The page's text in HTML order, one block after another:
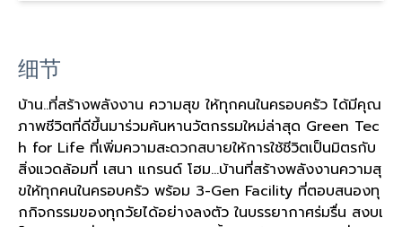
细节
บ้าน..ที่สร้างพลังงาน ความสุข ให้ทุกคนในครอบครัว ได้มีคุณ
ภาพชีวิตที่ดีขึ้นมาร่วมค้นหานวัตกรรมใหม่ล่าสุด Green Tec
h for Life ที่เพิ่มความสะดวกสบายให้การใช้ชีวิตเป็นมิตรกับ
สิ่งแวดล้อมที่ เสนา แกรนด์ โฮม...บ้านที่สร้างพลังงานความสุ
ขให้ทุกคนในครอบครัว พร้อม 3-Gen Facility ที่ตอบสนองทุ
กกิจกรรมของทุกวัยได้อย่างลงตัว ในบรรยากาศร่มรื่น สงบเ